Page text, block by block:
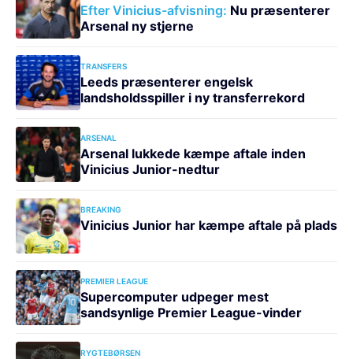
Efter Vinicius-afvisning: Nu præsenterer
Arsenal ny stjerne
TRANSFERS
Leeds præsenterer engelsk
landsholdsspiller i ny transferrekord
ARSENAL
Arsenal lukkede kæmpe aftale inden
Vinicius Junior-nedtur
BREAKING
Vinicius Junior har kæmpe aftale på plads
PREMIER LEAGUE
Supercomputer udpeger mest
sandsynlige Premier League-vinder
RYGTEBØRSEN